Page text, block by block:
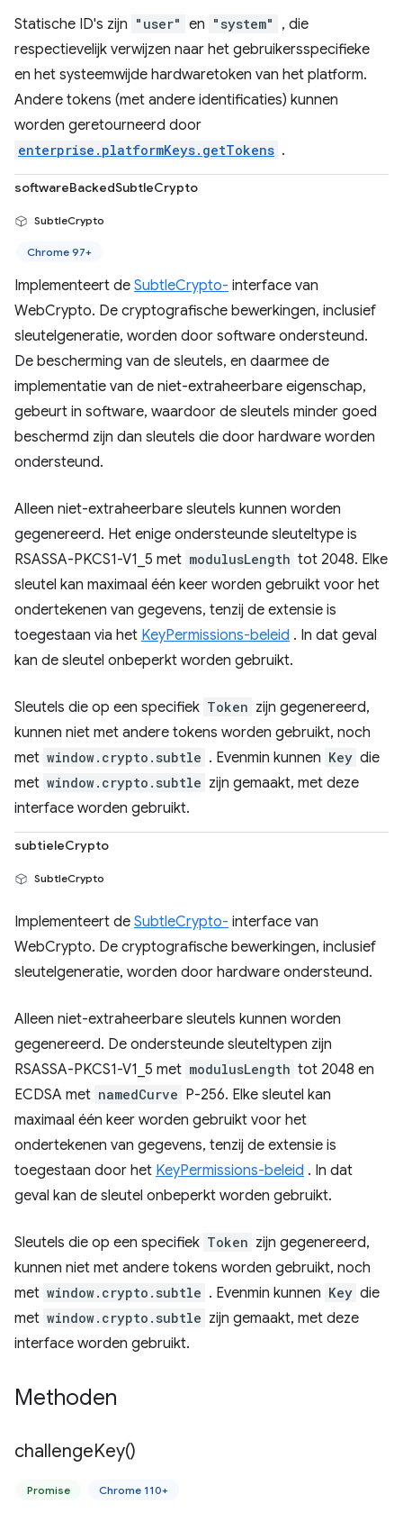
Statische ID's zijn "user" en "system"
, die
respectievelijk verwijzen naar het gebruikersspecifieke
en het systeemwijde hardwaretoken van het platform.
Andere tokens (met andere identificaties) kunnen
worden geretourneerd door
enterprise.platformKeys.getTokens .
softwareBackedSubtleCrypto
SubtleCrypto
Chrome 97+
Implementeert de SubtleCrypto- interface van
WebCrypto. De cryptografische bewerkingen, inclusief
sleutelgeneratie, worden door software ondersteund.
De bescherming van de sleutels, en daarmee de
implementatie van de niet-extraheerbare eigenschap,
gebeurt in software, waardoor de sleutels minder goed
beschermd zijn dan sleutels die door hardware worden
ondersteund.
Alleen niet-extraheerbare sleutels kunnen worden
gegenereerd. Het enige ondersteunde sleuteltype is
RSASSA-PKCS1-V1_5 met modulusLength tot 2048. Elke
sleutel kan maximaal één keer worden gebruikt voor het
ondertekenen van gegevens, tenzij de extensie is
toegestaan ​​via het KeyPermissions-beleid . In dat geval
kan de sleutel onbeperkt worden gebruikt.
Sleutels die op een specifiek Token zijn gegenereerd,
kunnen niet met andere tokens worden gebruikt, noch
met window.crypto.subtle . Evenmin kunnen Key die
met window.crypto.subtle zijn gemaakt, met deze
interface worden gebruikt.
subtieleCrypto
SubtleCrypto
Implementeert de SubtleCrypto- interface van
WebCrypto. De cryptografische bewerkingen, inclusief
sleutelgeneratie, worden door hardware ondersteund.
Alleen niet-extraheerbare sleutels kunnen worden
gegenereerd. De ondersteunde sleuteltypen zijn
RSASSA-PKCS1-V1_5 met modulusLength tot 2048 en
ECDSA met namedCurve P-256. Elke sleutel kan
maximaal één keer worden gebruikt voor het
ondertekenen van gegevens, tenzij de extensie is
toegestaan ​​door het KeyPermissions-beleid . In dat
geval kan de sleutel onbeperkt worden gebruikt.
Sleutels die op een specifiek Token zijn gegenereerd,
kunnen niet met andere tokens worden gebruikt, noch
met window.crypto.subtle . Evenmin kunnen Key die
met window.crypto.subtle zijn gemaakt, met deze
interface worden gebruikt.
Methoden
challengeKey()
Promise Chrome 110+